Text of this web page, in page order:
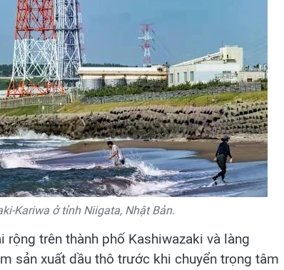
Kariwa ở tỉnh Niigata, Nhật Bản.
rộng trên thành phố Kashiwazaki và làng
sản xuất dầu thô trước khi chuyển trọng tâm